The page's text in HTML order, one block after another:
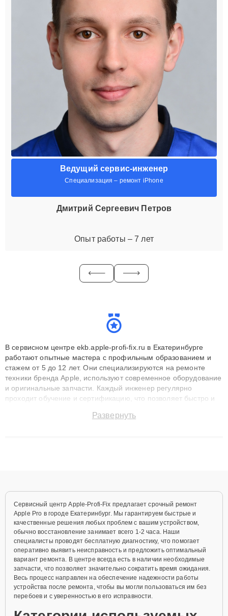
Ведущий сервис-инженер
Специализация – ремонт iPhone
Дмитрий Сергеевич Петров
Опыт работы – 7 лет
В сервисном центре ekb.apple-profi-fix.ru в Екатеринбурге
работают опытные мастера с профильным образованием и
стажем от 5 до 12 лет. Они специализируются на ремонте
техники бренда Apple, используют современное оборудование
и оригинальные запчасти. Каждый инженер регулярно
проходит обучение и сертификацию, что позволяет быстро и
сохранением гарантии до 3 лет. Наши мастера решают
Развернуть
Сервисный центр Apple-Profi-Fix предлагает срочный ремонт
Apple Pro в городе Екатеринбург. Мы гарантируем быстрые и
качественные решения любых проблем с вашим устройством,
обычно восстановление занимает всего 1-2 часа. Наши
специалисты проводят бесплатную диагностику, что помогает
оперативно выявить неисправность и предложить оптимальный
вариант ремонта. В центре всегда есть в наличии необходимые
запчасти, что позволяет значительно сократить время ожидания.
Весь процесс направлен на обеспечение надежности работы
устройства после ремонта, чтобы вы могли пользоваться им без
перебоев и с уверенностью в его исправности.